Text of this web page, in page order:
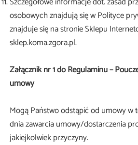
osobowych znajdują się w Polityce
znajduje się na stronie Sklepu
sklep.koma.zgora.pl.
Załącznik nr 1 do Regulaminu –
umowy
Mogą Państwo odstąpić od umowy w
dnia zawarcia umowy/dostarczenia
jakiejkolwiek przyczyny.